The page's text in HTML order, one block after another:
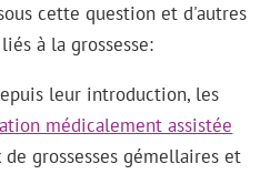
cette question et d'autres
à la grossesse:
leur introduction, les
médicalement assistée
grossesses gémellaires et